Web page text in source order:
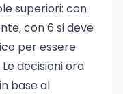
superiori: con
con 6 si deve
per essere
decisioni ora
base al